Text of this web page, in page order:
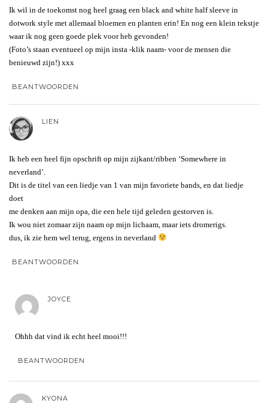
Ik wil in de toekomst nog heel graag een black and white half sleeve in
dotwork style met allemaal bloemen en planten erin! En nog een klein tekstje
waar ik nog geen goede plek voor heb gevonden!
(Foto’s staan eventueel op mijn insta -klik naam- voor de mensen die
benieuwd zijn!) xxx
BEANTWOORDEN
LIEN
Ik heb een heel fijn opschrift op mijn zijkant/ribben ‘Somewhere in
neverland’.
Dit is de titel van een liedje van 1 van mijn favoriete bands, en dat liedje
doet
me denken aan mijn opa, die een hele tijd geleden gestorven is.
Ik wou niet zomaar zijn naam op mijn lichaam, maar iets dromerigs.
dus, ik zie hem wel terug, ergens in neverland
BEANTWOORDEN
JOYCE
Ohhh dat vind ik echt heel mooi!!!
BEANTWOORDEN
KYONA